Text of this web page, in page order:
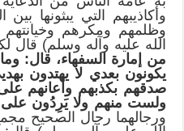
وأكاذيبهم التي يبثونها
وظلمهم ومكرهم
الله عليه وآله وسلم)
من إمارة السفهاء، قال:
يكونون بعدي لا يهتدون
صدقهم بكذبهم وأعانهم
ولست منهم ولا يَرِدُون
ورجالهما رجال الصحيح